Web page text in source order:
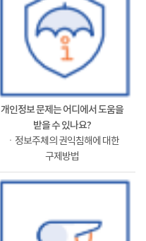
개인정보 문제는 어디에서 도움을
받을 수 있나요?
ㆍ정보주체의 권익침해에 대한
구제방법